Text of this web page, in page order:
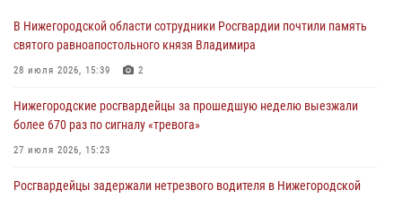
В Нижегородской области сотрудники Росгвардии почтили память
святого равноапостольного князя Владимира
28 июля 2026, 15:39 2
Нижегородские росгвардейцы за прошедшую неделю выезжали
более 670 раз по сигналу «тревога»
27 июля 2026, 15:23
Росгвардейцы задержали нетрезвого водителя в Нижегородской